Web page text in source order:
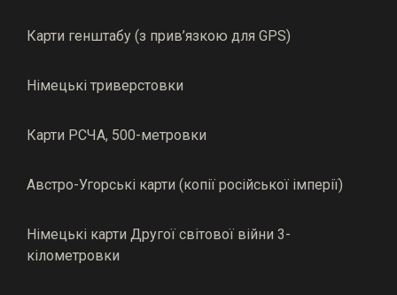
Карти генштабу (з прив’язкою для GPS)
Німецькі триверстовки
Карти РСЧА, 500-метровки
Австро-Угорські карти (копії російської імперії)
Німецькі карти Другої світової війни 3-
кілометровки